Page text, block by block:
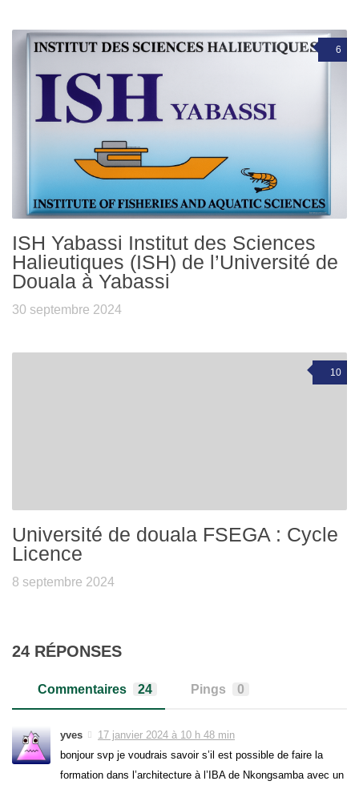
6
ISH Yabassi Institut des Sciences
Halieutiques (ISH) de l’Université de
Douala à Yabassi
30 septembre 2024
10
Université de douala FSEGA : Cycle
Licence
8 septembre 2024
24 RÉPONSES
Commentaires 24 Pings 0
yves
17 janvier 2024 à 10 h 48 min
bonjour svp je voudrais savoir s’il est possible de faire la
formation dans l’architecture à l’IBA de Nkongsamba avec un